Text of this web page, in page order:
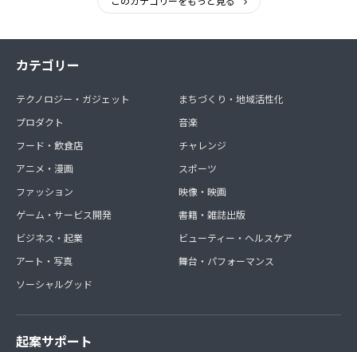
カテゴリー
テクノロジー・ガジェット
プロダクト
フード・飲食店
アニメ・漫画
ファッション
ゲーム・サービス開発
ビジネス・起業
アート・写真
ソーシャルグッド
まちづくり・地域活性化
音楽
チャレンジ
スポーツ
映像・映画
書籍・雑誌出版
ビューティー・ヘルスケア
舞台・パフォーマンス
起案サポート